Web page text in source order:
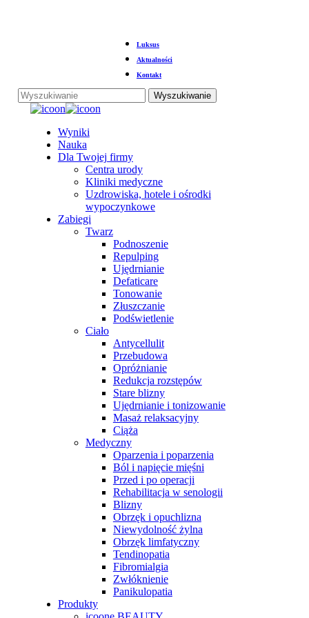
Luksus
Aktualności
Kontakt
Wyszukiwanie
Zamknij
Menu
Wyniki
Nauka
Dla Twojej firmy
Centra urody
Kliniki medyczne
Uzdrowiska, hotele i ośrodki
wypoczynkowe
Zabiegi
Twarz
Podnoszenie
Repulping
Ujędrnianie
Defaticare
Tonowanie
Złuszczanie
Podświetlenie
Ciało
Antycellulit
Przebudowa
Opróżnianie
Redukcja rozstępów
Stare blizny
Ujędrnianie i tonizowanie
Masaż relaksacyjny
Ciąża
Medyczny
Oparzenia i poparzenia
Ból i napięcie mięśni
Przed i po operacji
Rehabilitacja w senologii
Blizny
Obrzęk i opuchlizna
Niewydolność żylna
Obrzęk limfatyczny
Tendinopatia
Fibromialgia
Zwłóknienie
Panikulopatia
Produkty